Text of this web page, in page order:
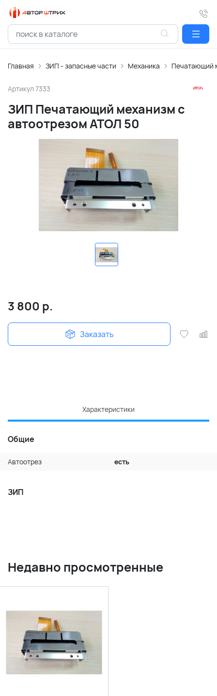
Главная ЗИП - запасные части Механика Печатающий
Артикул 7333
ЗИП Печатающий механизм с
автоотрезом АТОЛ 50
3 800 р.
Заказать
Характеристики
Общие
Автоотрез есть
ЗИП
Недавно просмотренные